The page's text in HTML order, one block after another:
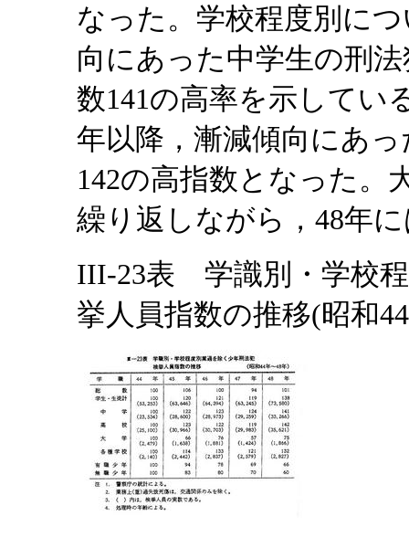
なった。学校程度別に
向にあった中学生の刑
数141の高率を示してい
年以降，漸減傾向にあ
142の高指数となった。
繰り返しながら，48年
III-23表 学識別・学校
挙人員指数の推移(昭和